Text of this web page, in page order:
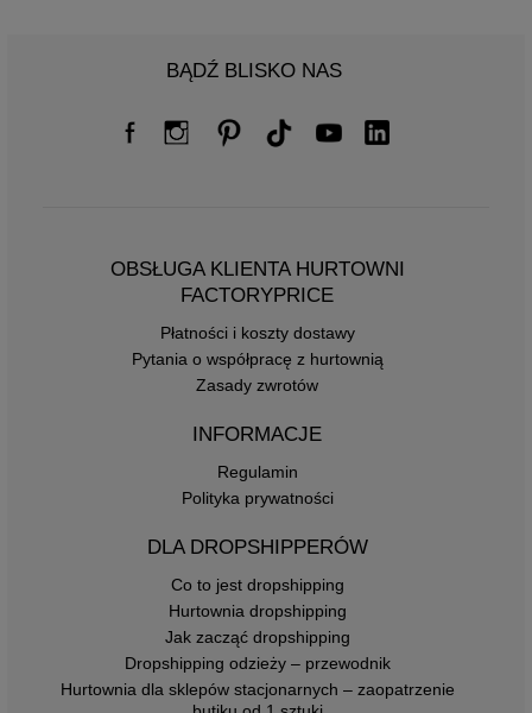
BĄDŹ BLISKO NAS
OBSŁUGA KLIENTA HURTOWNI
FACTORYPRICE
Płatności i koszty dostawy
Pytania o współpracę z hurtownią
Zasady zwrotów
INFORMACJE
Regulamin
Polityka prywatności
DLA DROPSHIPPERÓW
Co to jest dropshipping
Hurtownia dropshipping
Jak zacząć dropshipping
Dropshipping odzieży – przewodnik
Hurtownia dla sklepów stacjonarnych – zaopatrzenie